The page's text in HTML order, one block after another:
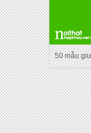
50 mẫu